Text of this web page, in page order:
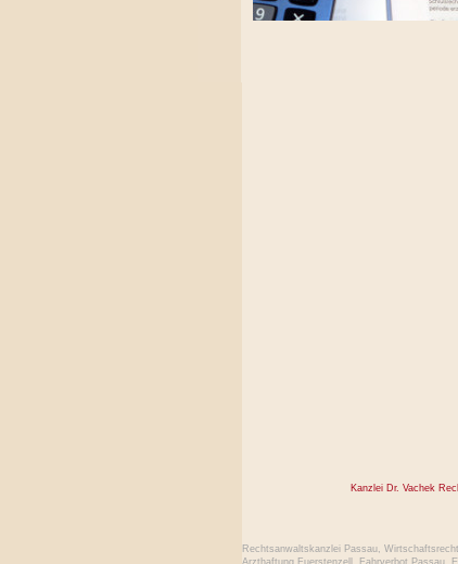
Kanzlei Dr. Vachek
Rechtsanwaltskanzlei Passau,